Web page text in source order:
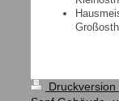
Druckversion